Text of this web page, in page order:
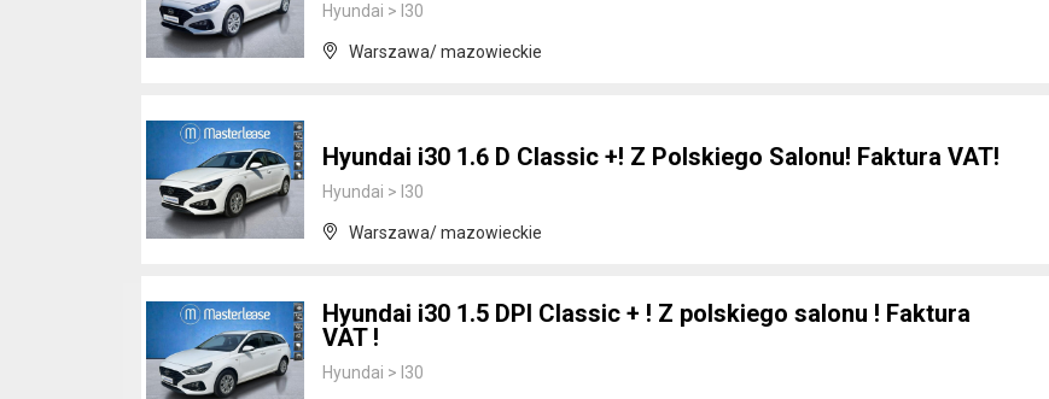
Hyundai > I30
Warszawa/ mazowieckie
Hyundai i30 1.6 D Classic +! Z Polskiego Salonu! Faktura VAT!
Hyundai > I30
Warszawa/ mazowieckie
Hyundai i30 1.5 DPI Classic + ! Z polskiego salonu ! Faktura
VAT !
Hyundai > I30